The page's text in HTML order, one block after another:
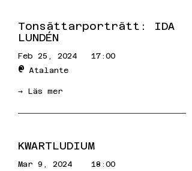
Tonsättarporträtt: IDA
LUNDÉN
Feb 25, 2024 17:00
@ Atalante
→ Läs mer
KWARTLUDIUM
Mar 9, 2024 18:00